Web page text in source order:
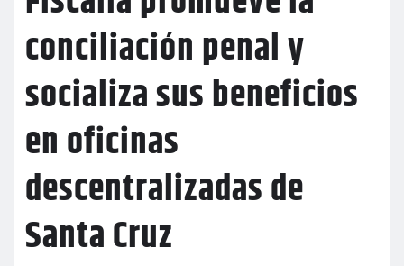
conciliación penal y
socializa sus beneficios
en oficinas
descentralizadas de
Santa Cruz